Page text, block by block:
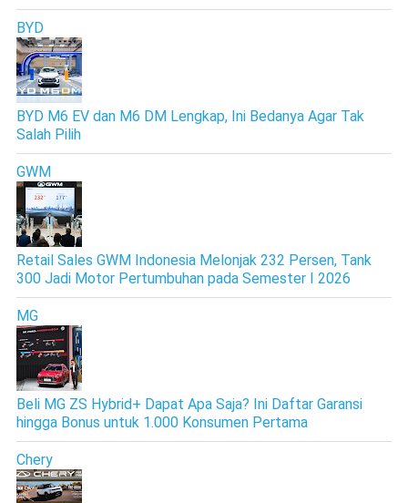
BYD
BYD M6 EV dan M6 DM Lengkap, Ini Bedanya Agar Tak
Salah Pilih
GWM
Retail Sales GWM Indonesia Melonjak 232 Persen, Tank
300 Jadi Motor Pertumbuhan pada Semester I 2026
MG
Beli MG ZS Hybrid+ Dapat Apa Saja? Ini Daftar Garansi
hingga Bonus untuk 1.000 Konsumen Pertama
Chery